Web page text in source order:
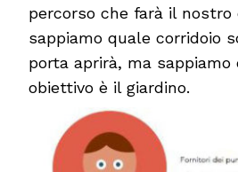
percorso che farà il nostro
sappiamo quale corridoio
porta aprirà, ma sappiamo
obiettivo è il giardino.